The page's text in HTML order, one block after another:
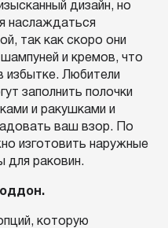
дизайн, но
наслаждаться
так как скоро они
и кремов, что
Любители
заполнить полочки
и ракушками и
ваш взор. По
изготовить наружные
для раковин.
которую